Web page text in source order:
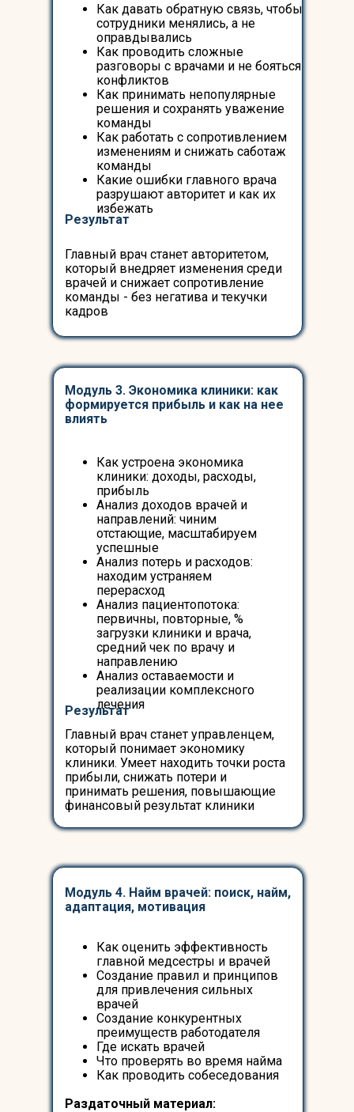
Как давать обратную связь, чтобы
сотрудники менялись, а не
оправдывались
Как проводить сложные
разговоры с врачами и не бояться
конфликтов
Как принимать непопулярные
решения и сохранять уважение
команды
Как работать с сопротивлением
изменениям и снижать саботаж
команды
Какие ошибки главного врача
разрушают авторитет и как их
избежать
Результат
Главный врач станет авторитетом,
который внедряет изменения среди
врачей и снижает сопротивление
команды - без негатива и текучки
кадров
Модуль 3. Экономика клиники: как
формируется прибыль и как на нее
влиять
Как устроена экономика
клиники: доходы, расходы,
прибыль
Анализ доходов врачей и
направлений: чиним
отстающие, масштабируем
успешные
Анализ потерь и расходов:
находим устраняем
перерасход
Анализ пациентопотока:
первичны, повторные, %
загрузки клиники и врача,
средний чек по врачу и
направлению
Анализ оставаемости и
реализации комплексного
лечения
Результат
Главный врач станет управленцем,
который понимает экономику
клиники. Умеет находить точки роста
прибыли, снижать потери и
принимать решения, повышающие
финансовый результат клиники
Модуль 4. Найм врачей: поиск, найм,
адаптация, мотивация
Как оценить эффективность
главной медсестры и врачей
Создание правил и принципов
для привлечения сильных
врачей
Создание конкурентных
преимуществ работодателя
Где искать врачей
Что проверять во время найма
Как проводить собеседования
Раздаточный материал: